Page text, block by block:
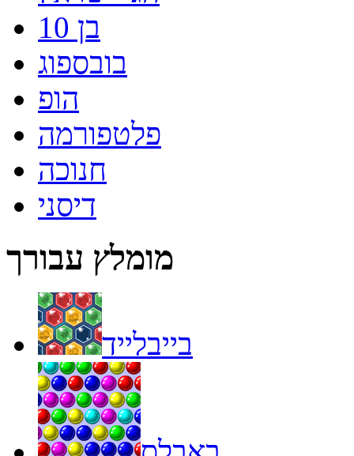
בן 10
בובספוג
הופ
פלטפורמה
חנוכה
דיסני
מומלץ עבורך
בייבלייד